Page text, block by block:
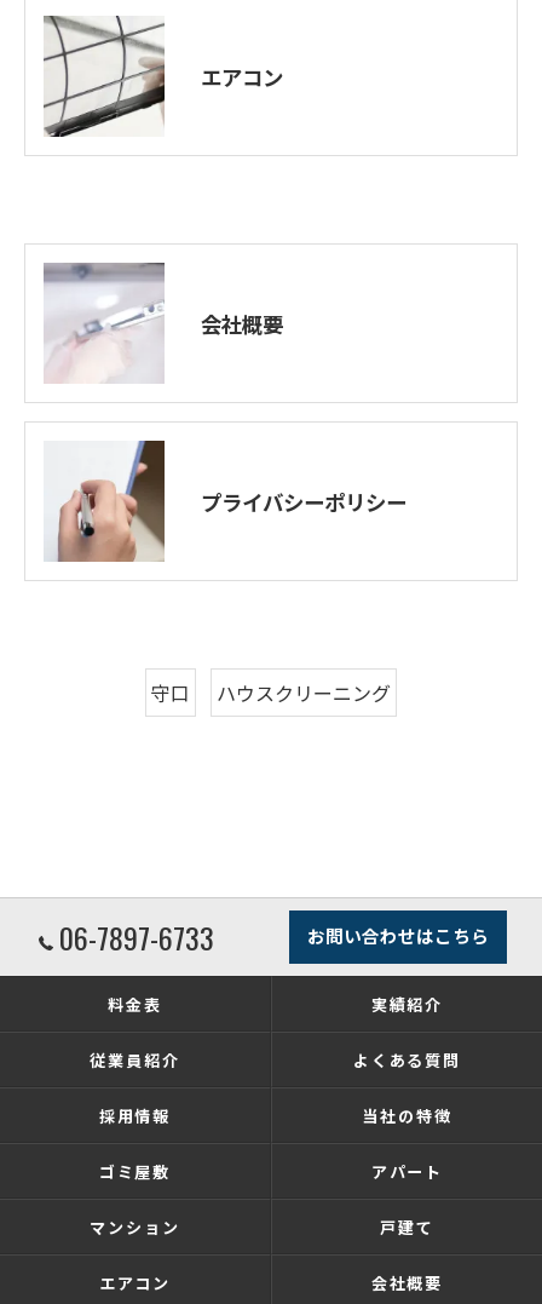
エアコン
会社概要
プライバシーポリシー
守口 ハウスクリーニング
06-7897-6733 お問い合わせはこちら
料金表 実績紹介
従業員紹介 よくある質問
採用情報 当社の特徴
ゴミ屋敷 アパート
マンション 戸建て
エアコン 会社概要